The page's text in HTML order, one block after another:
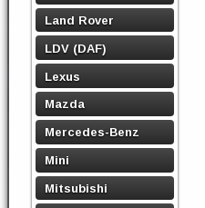
Land Rover
LDV (DAF)
Lexus
Mazda
Mercedes-Benz
Mini
Mitsubishi